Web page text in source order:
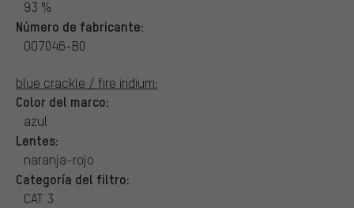
93 %
Número de fabricante:
OO7046-B0
blue crackle / fire iridium:
Color del marco:
azul
Lentes:
naranja-rojo
Categoría del filtro:
CAT 3